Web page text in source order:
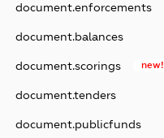
document.enforcements
document.balances
document.scorings new!
document.tenders
document.publicfunds